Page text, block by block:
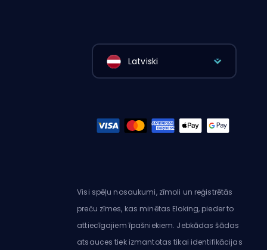
Latviski
Visi spēļu nosaukumi, zīmoli un reģistrētās
preču zīmes, kas minētas Eloking, pieder to
attiecīgajiem īpašniekiem. Jebkādas šādas
atsauces tiek izmantotas tikai identifikācijas